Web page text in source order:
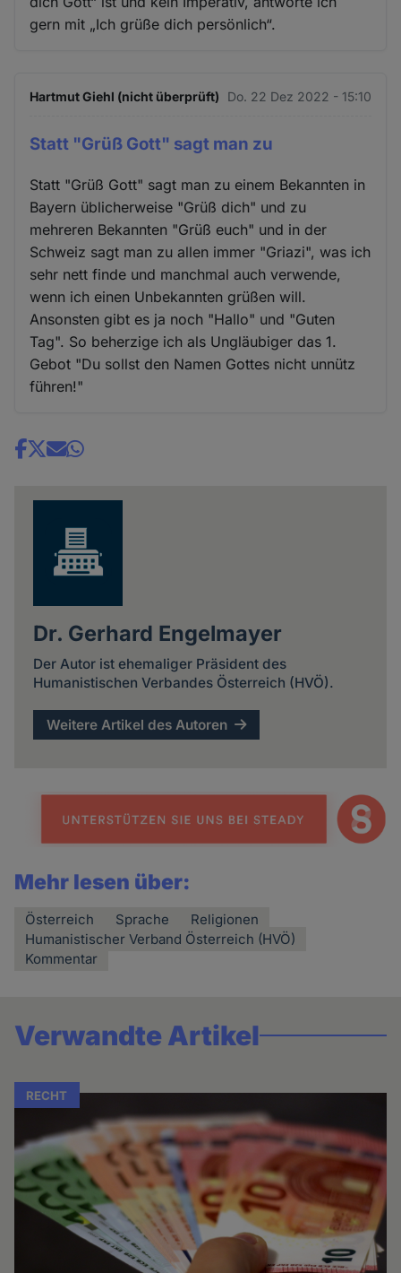
gern mit „Ich grüße dich persönlich“.
Hartmut Giehl (nicht überprüft) Do. 22 Dez 2022 - 15:10
Statt "Grüß Gott" sagt man zu
Statt "Grüß Gott" sagt man zu einem Bekannten in
Bayern üblicherweise "Grüß dich" und zu
mehreren Bekannten "Grüß euch" und in der
Schweiz sagt man zu allen immer "Griazi", was ich
sehr nett finde und manchmal auch verwende,
wenn ich einen Unbekannten grüßen will.
Ansonsten gibt es ja noch "Hallo" und "Guten
Tag". So beherzige ich als Ungläubiger das 1.
Gebot "Du sollst den Namen Gottes nicht unnütz
führen!"
Share
Dr. Gerhard Engelmayer
Der Autor ist ehemaliger Präsident des
Humanistischen Verbandes Österreich (HVÖ).
Weitere Artikel des Autoren
Mehr lesen über:
Österreich Sprache
Religionen
Humanistischer Verband Österreich (HVÖ)
Kommentar
Verwandte Artikel
RECHT